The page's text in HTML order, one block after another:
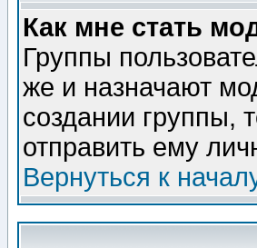
Как мне стать
Группы
же и назначают
создании группы,
отправить ему
Вернуться к